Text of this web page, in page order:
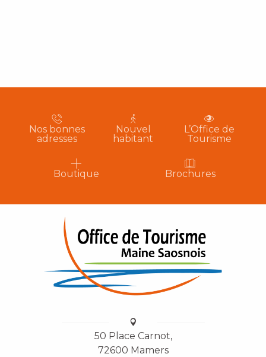
Nos bonnes
adresses
Nouvel
habitant
L’Office de
Tourisme
Boutique Brochures
50 Place Carnot,
72600 Mamers